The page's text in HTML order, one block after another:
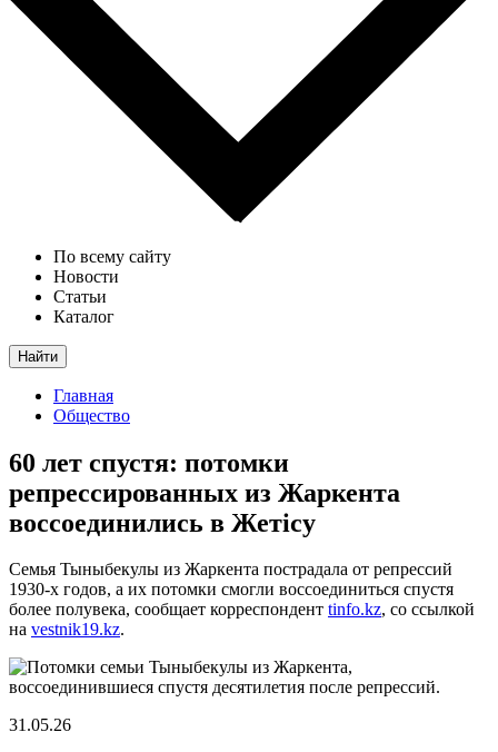
По всему сайту
Новости
Статьи
Каталог
Найти
Главная
Общество
60 лет спустя: потомки
репрессированных из Жаркента
воссоединились в Жетісу
Семья Тыныбекулы из Жаркента пострадала от репрессий
1930-х годов, а их потомки смогли воссоединиться спустя
более полувека, сообщает корреспондент tinfo.kz, со ссылкой
на vestnik19.kz.
31.05.26